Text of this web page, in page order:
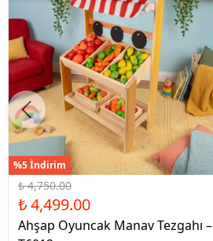
%5 İndirim
₺ 4,750.00
₺ 4,499.00
Ahşap Oyuncak Manav Tezgahı –